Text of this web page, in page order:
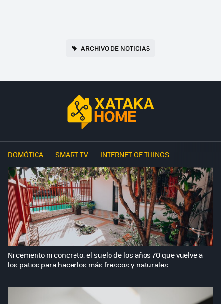
ARCHIVO DE NOTICIAS
DOMÓTICA SMART TV INTERNET OF THINGS
Ni cemento ni concreto: el suelo de los años 70 que vuelve a
los patios para hacerlos más frescos y naturales